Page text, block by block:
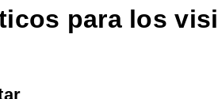
para los